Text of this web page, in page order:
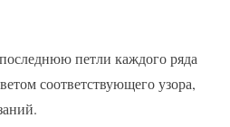
петли каждого ряда
соответствующего узора,